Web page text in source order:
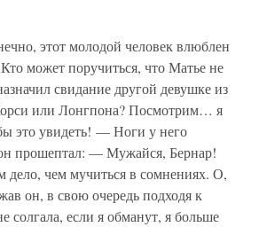
этот молодой человек влюблен
может поручиться, что Матье не
свидание другой девушке из
или Лонгпона? Посмотрим… я
это увидеть! — Ноги у него
прошептал: — Мужайся, Бернар!
дело, чем мучиться в сомнениях. О,
он, в свою очередь подходя к
солгала, если я обманут, я больше